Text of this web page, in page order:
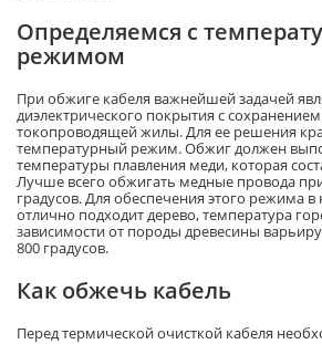
Определяемся с
режимом
При обжиге кабеля важнейшей задачей
диэлектрического покрытия с
токопроводящей жилы. Для ее решения
температурный режим. Обжиг должен
температуры плавления меди, которая
Лучше всего обжигать медные провода
градусов. Для обеспечения этого режима в
отлично подходит дерево, температура
зависимости от породы древесины
800 градусов.
Как обжечь кабель
Перед термической очисткой кабеля